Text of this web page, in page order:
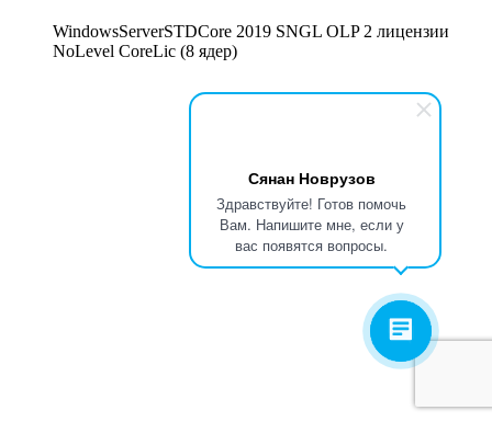
Сянан Новрузов
Здравствуйте! Готов помочь
Вам. Напишите мне, если у
вас появятся вопросы.
WindowsServerSTDCore 2019 SNGL OLP 2 лицензии
NoLevel CoreLic (8 ядер)